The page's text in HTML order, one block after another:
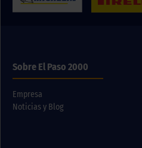
Sobre El Paso 2000
Empresa
Noticias y Blog